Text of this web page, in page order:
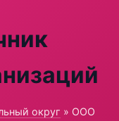
округ » ООО